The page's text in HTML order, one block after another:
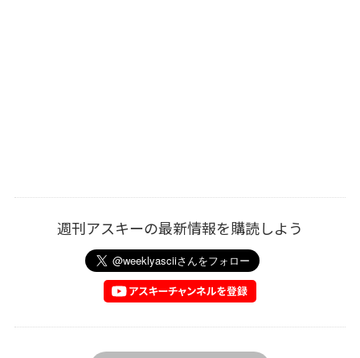
週刊アスキーの最新情報を購読しよう